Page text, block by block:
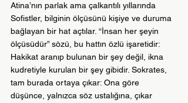
Atina’nın parlak ama çalkantılı yıllarında
Sofistler, bilginin ölçüsünü kişiye ve duruma
bağlayan bir hat açtılar. “İnsan her şeyin
ölçüsüdür” sözü, bu hattın özlü işaretidir:
Hakikat aranıp bulunan bir şey değil, ikna
kudretiyle kurulan bir şey gibidir. Sokrates,
tam burada ortaya çıkar: Ona göre
düşünce, yalnızca söz ustalığına, çıkar